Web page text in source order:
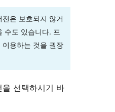
은 보호되지 않거
수도 있습니다. 프
이용하는 것을 권장
선택하시기 바